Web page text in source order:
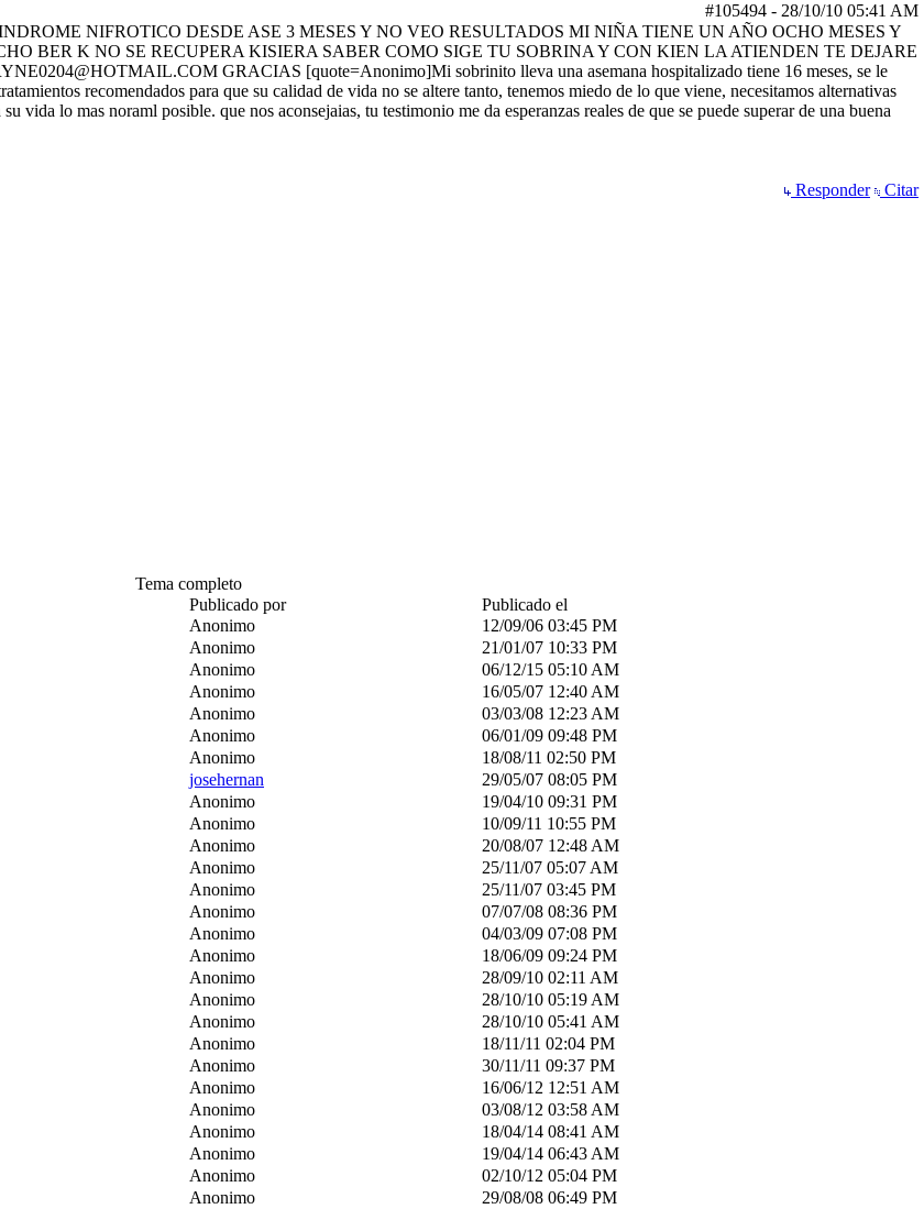
#105494 - 28/10/10 05:41 AM
NIFROTICO DESDE ASE 3 MESES Y NO VEO RESULTADOS MI NIÑA TIENE UN AÑO OCHO MESES Y
BER K NO SE RECUPERA KISIERA SABER COMO SIGE TU SOBRINA Y CON KIEN LA ATIENDEN TE DEJARE
GRACIAS [quote=Anonimo]Mi sobrinito lleva una asemana hospitalizado tiene 16 meses, se le
recomendados para que su calidad de vida no se altere tanto, tenemos miedo de lo que viene, necesitamos alternativas
vida lo mas noraml posible. que nos aconsejaias, tu testimonio me da esperanzas reales de que se puede superar de una buena
Responder
Citar
Tema completo
Publicado por
Publicado el
Anonimo 12/09/06 03:45 PM
Anonimo 21/01/07 10:33 PM
Anonimo 06/12/15 05:10 AM
Anonimo 16/05/07 12:40 AM
Anonimo 03/03/08 12:23 AM
Anonimo 06/01/09 09:48 PM
Anonimo 18/08/11 02:50 PM
josehernan 29/05/07 08:05 PM
Anonimo 19/04/10 09:31 PM
Anonimo 10/09/11 10:55 PM
Anonimo 20/08/07 12:48 AM
Anonimo 25/11/07 05:07 AM
Anonimo 25/11/07 03:45 PM
Anonimo 07/07/08 08:36 PM
Anonimo 04/03/09 07:08 PM
Anonimo 18/06/09 09:24 PM
Anonimo 28/09/10 02:11 AM
Anonimo 28/10/10 05:19 AM
Anonimo 28/10/10 05:41 AM
Anonimo 18/11/11 02:04 PM
Anonimo 30/11/11 09:37 PM
Anonimo 16/06/12 12:51 AM
Anonimo 03/08/12 03:58 AM
Anonimo 18/04/14 08:41 AM
Anonimo 19/04/14 06:43 AM
Anonimo 02/10/12 05:04 PM
Anonimo 29/08/08 06:49 PM